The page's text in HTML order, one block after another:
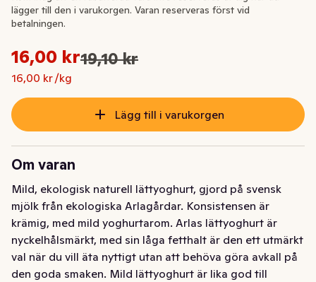
Ursprungspriset var: 19,10 kr
Nuvarande pris är: 16,00 kr
16,00 kr19,10 kr
16,00 kr /kg
Styckpris: 16,00 kr /kg
lägger till den i varukorgen. Varan reserveras först vid
betalningen.
Lägg till i varukorgen
Om varan
Mild, ekologisk naturell lättyoghurt, gjord på svensk
mjölk från ekologiska Arlagårdar. Konsistensen är
krämig, med mild yoghurtarom. Arlas lättyoghurt är
nyckelhålsmärkt, med sin låga fetthalt är den ett utmärkt
val när du vill äta nyttigt utan att behöva göra avkall på
den goda smaken. Mild lättyoghurt är lika god till